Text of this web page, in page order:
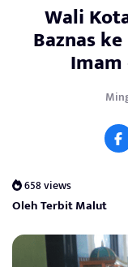
Wali
Baznas
Imam
658 views
Oleh Terbit Malut